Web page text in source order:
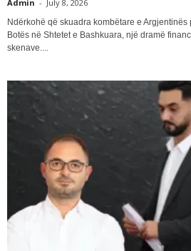
Admin - July 8, 2026
Ndërkohë që skuadra kombëtare e
Botës në Shtetet e Bashkuara, një dramë
skenave....